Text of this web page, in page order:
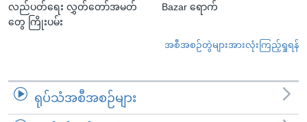
လည်ပတ်ရေး လွှတ်တော်အမတ်
တွေ ကြိုးပမ်း
Bazar ရောက်
အစီအစဉ်တွဲများအားလုံးကြည့်ရှုရန်
ရုပ်သံအစီအစဉ်များ